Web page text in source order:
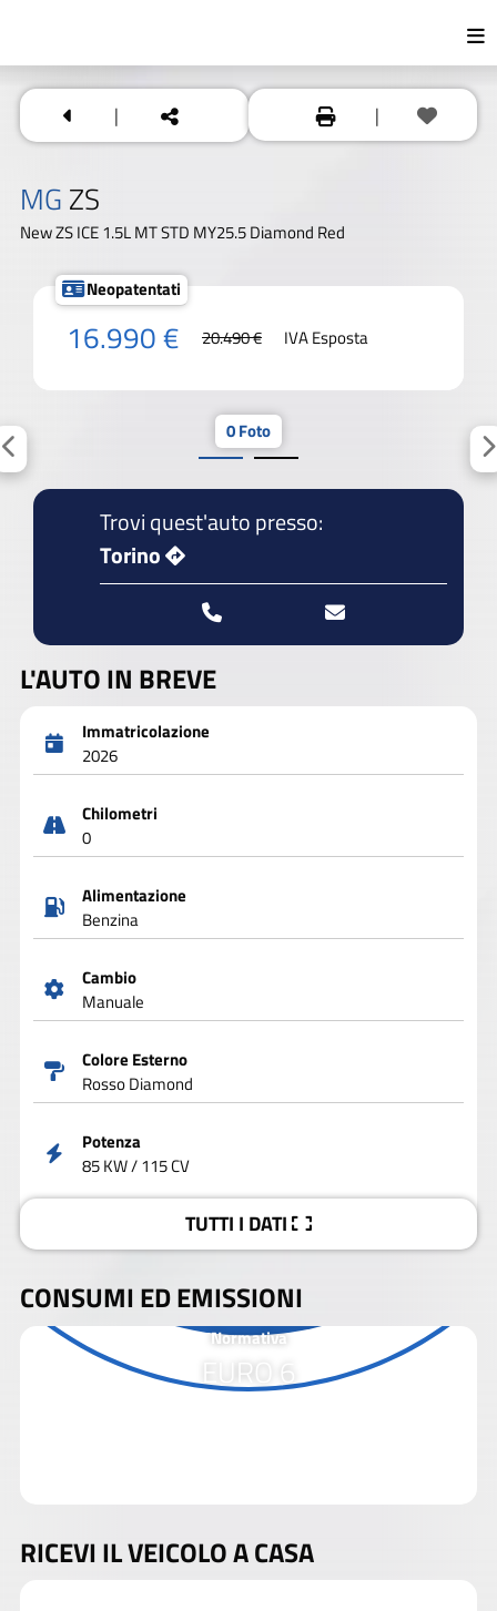
| |
MG ZS
New ZS ICE 1.5L MT STD MY25.5 Diamond Red
Neopatentati
16.990 € 20.490 € IVA Esposta
0 Foto
Trovi quest'auto presso:
Torino
L'AUTO IN BREVE
Immatricolazione
2026
Chilometri
0
Alimentazione
Benzina
Cambio
Manuale
Colore Esterno
Rosso Diamond
Potenza
85 KW / 115 CV
TUTTI I DATI
CONSUMI ED EMISSIONI
Normativa
EURO 6
RICEVI IL VEICOLO A CASA